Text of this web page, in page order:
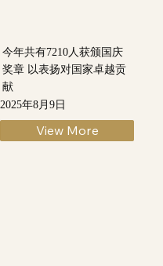
今年共有7210人获颁国庆
奖章 以表扬对国家卓越贡
献
2025年8月9日
View More